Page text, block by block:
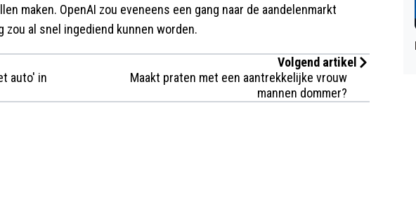
maken. OpenAI zou eveneens een gang naar de aandelenmarkt
zou al snel ingediend kunnen worden.
auto' in
Volgend artikel
Maakt praten met een aantrekkelijke vrouw
mannen dommer?